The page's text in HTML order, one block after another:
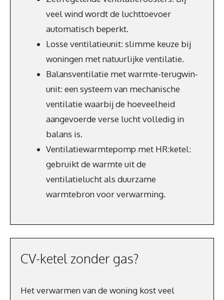
veel wind wordt de luchttoevoer
automatisch beperkt.
Losse ventilatieunit: slimme keuze bij
woningen met natuurlijke ventilatie.
Balansventilatie met warmte-terugwin-
unit: een systeem van mechanische
ventilatie waarbij de hoeveelheid
aangevoerde verse lucht volledig in
balans is.
Ventilatiewarmtepomp met HR:ketel:
gebruikt de warmte uit de
ventilatielucht als duurzame
warmtebron voor verwarming.
CV-ketel zonder gas?
Het verwarmen van de woning kost veel